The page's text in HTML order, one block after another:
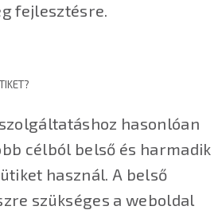
fejlesztésre.
hasonlóan
célból belső és harmadik
használ. A belső
szükséges a weboldal